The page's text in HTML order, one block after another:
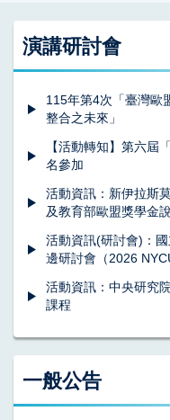
演講研討會
115年第4次「臺灣歐
整合之未來」
【活動轉知】第六屆
名參加
活動資訊：新伊拉斯
及教育部歐盟獎學金
活動資訊(研討會)：
邊研討會（2026
Healthier Future）
活動資訊：中央研究
課程
一般公告